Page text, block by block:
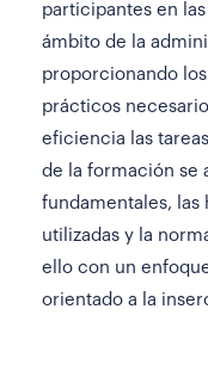
participantes en
ámbito de la
proporcionando
prácticos
eficiencia las
de la formación se
fundamentales, las
utilizadas y la
ello con un
orientado a la